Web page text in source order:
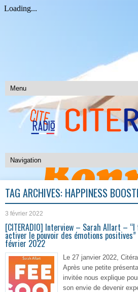
TAG ARCHIVES: HAPPINESS
3 février 2022
[CITERADIO] Interview – Sarah Allart –
activer le pouvoir des émotions
février 2022
Le 27 janvier 2022,
Après une petite
invitée nous explique
son envie de devenir